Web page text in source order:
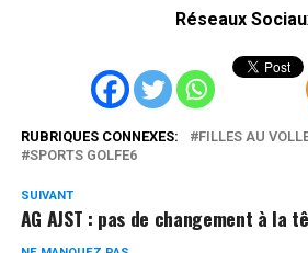
Réseaux
RUBRIQUES CONNEXES:
FILLES AU
SPORTS GOLFE6
SUIVANT
AG AJST : pas de changement à la